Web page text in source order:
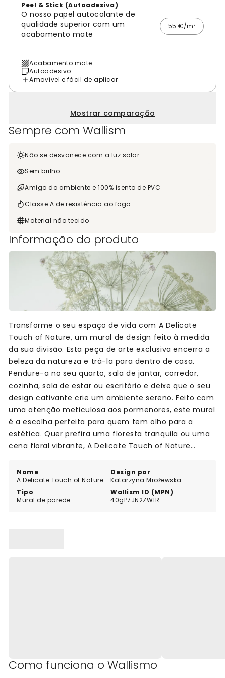
Peel & Stick (Autoadesiva)
O nosso papel autocolante de
qualidade superior com um
acabamento mate
55 €/m²
Acabamento mate
Autoadesivo
Amovível e fácil de aplicar
Mostrar comparação
Sempre com Wallism
Não se desvanece com a luz solar
Sem brilho
Amigo do ambiente e 100% isento de PVC
Classe A de resistência ao fogo
Material não tecido
Informação do produto
Nome
A Delicate Touch of Nature
Design por
Katarzyna Mrożewska
Tipo
Mural de parede
Wallism ID (MPN)
40gP7JN2ZW1R
Transforme o seu espaço de vida com A Delicate
Touch of Nature, um mural de design feito à medida
da sua divisão. Esta peça de arte exclusiva encerra a
beleza da natureza e trá-la para dentro de casa.
Pendure-a no seu quarto, sala de jantar, corredor,
cozinha, sala de estar ou escritório e deixe que o seu
design cativante crie um ambiente sereno. Feito com
uma atenção meticulosa aos pormenores, este mural
é a escolha perfeita para quem tem olho para a
estética. Quer prefira uma floresta tranquila ou uma
cena floral vibrante, A Delicate Touch of Nature
espaço. Mergulhe no mundo encantador da natureza
e transforme as suas paredes em obras de arte.
Como funciona o Wallismo